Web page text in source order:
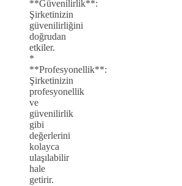
**Güvenilirlik**:
Şirketinizin
güvenilirliğini
doğrudan
etkiler.
*
**Profesyonellik**:
Şirketinizin
profesyonellik
ve
güvenilirlik
gibi
değerlerini
kolayca
ulaşılabilir
hale
getirir.